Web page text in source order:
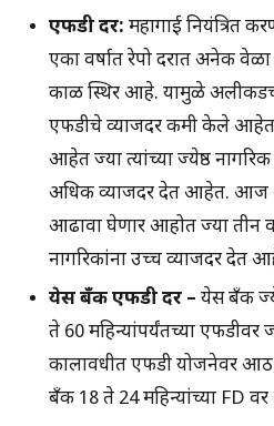
एफडी दर: महागाई नियंत्रित
एका वर्षात रेपो दरात अनेक
काळ स्थिर आहे. यामुळे
एफडीचे व्याजदर कमी केले
आहेत ज्या त्यांच्या ज्येष्ठ
अधिक व्याजदर देत आहेत. आज
आढावा घेणार आहोत ज्या तीन
नागरिकांना उच्च व्याजदर देत
येस बँक एफडी दर – येस बँक
ते 60 महिन्यांपर्यंतच्या
कालावधीत एफडी योजनेवर
बँक 18 ते 24 महिन्यांच्या FD